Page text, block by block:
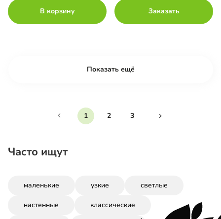
В корзину Заказать
Показать ещё
1 2 3
Часто ищут
маленькие узкие светлые
настенные классические